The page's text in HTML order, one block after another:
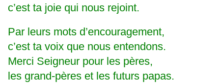
c’est ta joie qui nous rejoint.
Par leurs mots d’encouragement,
c’est ta voix que nous entendons.
Merci Seigneur pour les pères,
les grand-pères et les futurs papas.